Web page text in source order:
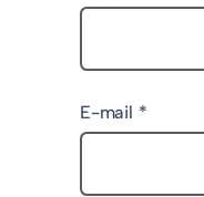
E-mail *